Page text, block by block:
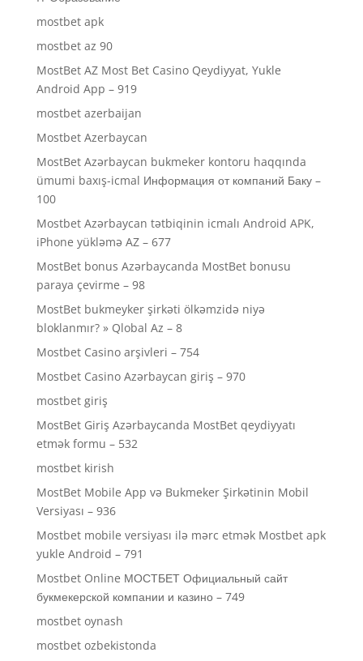
mostbet apk
mostbet az 90
MostBet AZ Most Bet Casino Qeydiyyat, Yukle
Android App – 919
mostbet azerbaijan
Mostbet Azerbaycan
MostBet Azərbaycan bukmeker kontoru haqqında
ümumi baxış-icmal Информация от компаний Баку –
100
Mostbet Azərbaycan tətbiqinin icmalı Android APK,
iPhone yükləmə AZ – 677
MostBet bonus Azərbaycanda MostBet bonusu
paraya çevirme – 98
MostBet bukmeyker şirkəti ölkəmzidə niyə
bloklanmır? » Qlobal Az – 8
Mostbet Casino arşivleri – 754
Mostbet Casino Azərbaycan giriş – 970
mostbet giriş
MostBet Giriş Azərbaycanda MostBet qeydiyyatı
etmək formu – 532
mostbet kirish
MostBet Mobile App və Bukmeker Şirkətinin Mobil
Versiyası – 936
Mostbet mobile versiyası ilə mərc etmək Mostbet apk
yukle Android – 791
Mostbet Online МОСТБЕТ Официальный сайт
букмекерской компании и казино – 749
mostbet oynash
mostbet ozbekistonda